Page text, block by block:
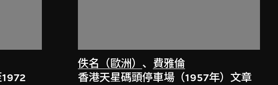
佚名（歐洲） 、 費雅倫
香港天星碼頭停車場（1957年）文章